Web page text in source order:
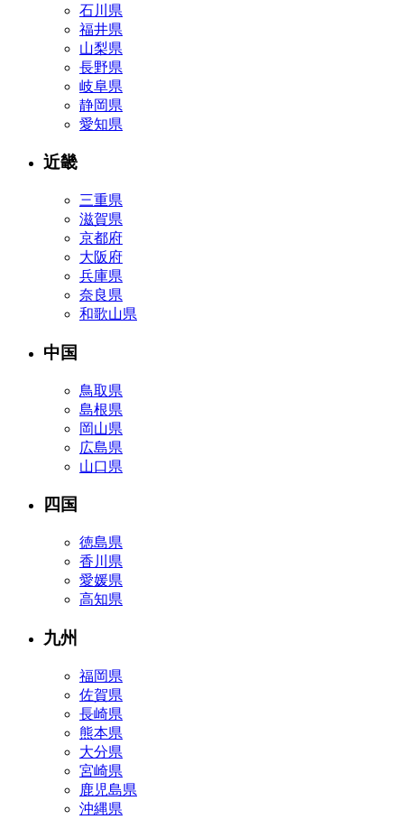
石川県
福井県
山梨県
長野県
岐阜県
静岡県
愛知県
近畿
三重県
滋賀県
京都府
大阪府
兵庫県
奈良県
和歌山県
中国
鳥取県
島根県
岡山県
広島県
山口県
四国
徳島県
香川県
愛媛県
高知県
九州
福岡県
佐賀県
長崎県
熊本県
大分県
宮崎県
鹿児島県
沖縄県